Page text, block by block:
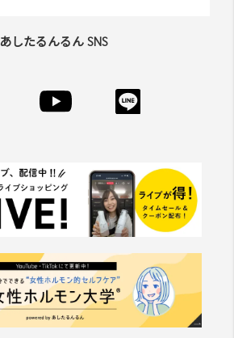
あしたるんるん SNS